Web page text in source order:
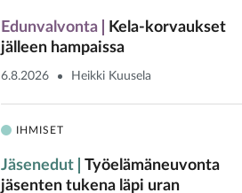
Edunvalvonta
Kela-korvaukset
jälleen hampaissa
6.8.2026 Heikki Kuusela
IHMISET
Jäsenedut
Työelämäneuvonta
jäsenten tukena läpi uran